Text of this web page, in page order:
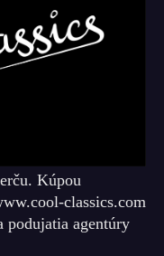
Kúpou
classics.com
podujatia agentúry